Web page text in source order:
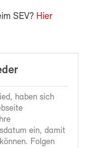
SEV? Hier
haben sich
ein, damit
Folgen